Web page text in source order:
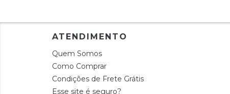
ATENDIMENTO
Quem Somos
Como Comprar
Condições de Frete Grátis
Esse site é seguro?